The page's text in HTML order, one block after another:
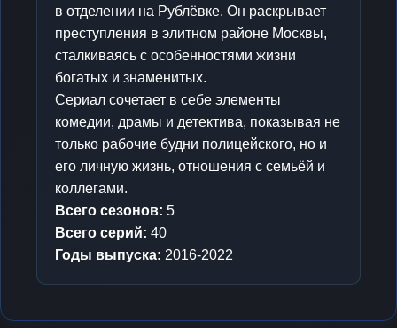
в отделении на Рублёвке. Он раскрывает
преступления в элитном районе Москвы,
сталкиваясь с особенностями жизни
богатых и знаменитых.
Сериал сочетает в себе элементы
комедии, драмы и детектива, показывая не
только рабочие будни полицейского, но и
его личную жизнь, отношения с семьёй и
коллегами.
Всего сезонов: 5
Всего серий: 40
Годы выпуска: 2016-2022